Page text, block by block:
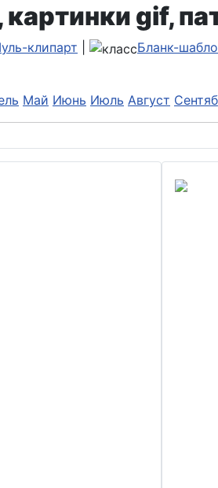
картинки gif,
клипарт Бланк-
Май Июнь Июль Август